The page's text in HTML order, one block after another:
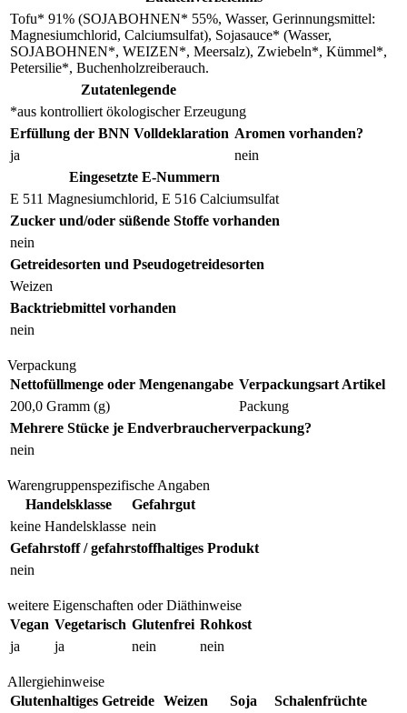
Tofu* 91% (SOJABOHNEN* 55%, Wasser, Gerinnungsmittel:
Magnesiumchlorid, Calciumsulfat), Sojasauce* (Wasser,
SOJABOHNEN*, WEIZEN*, Meersalz), Zwiebeln*, Kümmel*,
Petersilie*, Buchenholzreiberauch.
Zutatenlegende
*aus kontrolliert ökologischer Erzeugung
Erfüllung der BNN Volldeklaration
ja
Aromen vorhanden?
nein
Eingesetzte E-Nummern
E 511 Magnesiumchlorid, E 516 Calciumsulfat
Zucker und/oder süßende Stoffe vorhanden
nein
Getreidesorten und Pseudogetreidesorten
Weizen
Backtriebmittel vorhanden
nein
Verpackung
Nettofüllmenge oder Mengenangabe
200,0 Gramm (g)
Verpackungsart Artikel
Packung
Mehrere Stücke je Endverbraucherverpackung?
nein
Warengruppenspezifische Angaben
Handelsklasse
keine Handelsklasse
Gefahrgut
nein
Gefahrstoff / gefahrstoffhaltiges Produkt
nein
weitere Eigenschaften oder Diäthinweise
Vegan
ja
Vegetarisch
ja
Glutenfrei
nein
Rohkost
nein
Allergiehinweise
Glutenhaltiges Getreide Weizen
Soja
Schalenfrüchte